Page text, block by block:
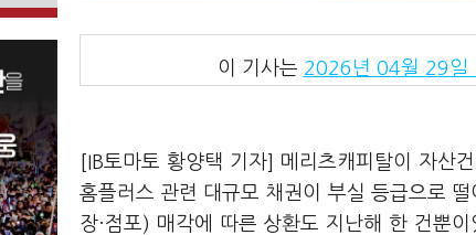
이 기사는 2026년 04월 29일
[IB토마토 황양택 기자] 메리츠캐피탈이 자산
홈플러스 관련 대규모 채권이 부실 등급으로
장·점포) 매각에 따른 상환도 지난해 한 건뿐